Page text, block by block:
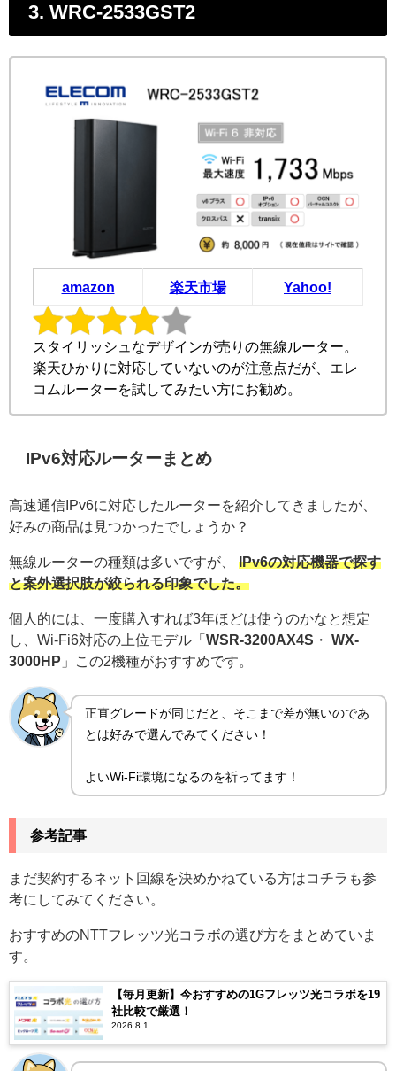
3. WRC-2533GST2
amazon 楽天市場 Yahoo!
スタイリッシュなデザインが売りの無線ルーター。
楽天ひかりに対応していないのが注意点だが、エレ
コムルーターを試してみたい方にお勧め。
IPv6対応ルーターまとめ
高速通信IPv6に対応したルーターを紹介してきましたが、
好みの商品は見つかったでしょうか？
無線ルーターの種類は多いですが、 IPv6の対応機器で探す
と案外選択肢が絞られる印象でした。
個人的には、一度購入すれば3年ほどは使うのかなと想定
し、Wi-Fi6対応の上位モデル「 WSR-3200AX4S ・
WX-
3000HP 」この2機種がおすすめです。
正直グレードが同じだと、そこまで差が無いのであ
とは好みで選んでみてください！
よいWi-Fi環境になるのを祈ってます！
参考記事
まだ契約するネット回線を決めかねている方はコチラも参
考にしてみてください。
おすすめのNTTフレッツ光コラボの選び方をまとめていま
す。
【毎月更新】今おすすめの1Gフレッツ光コラボを19
社比較で厳選！
2026.8.1